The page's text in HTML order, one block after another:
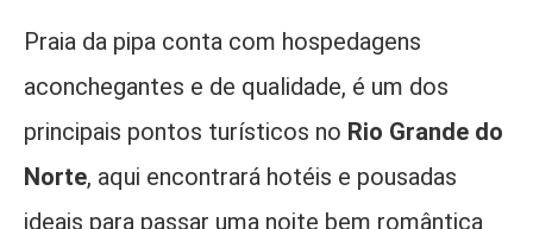
Praia da pipa conta com hospedagens
aconchegantes e de qualidade, é um dos
principais pontos turísticos no Rio Grande do
Norte, aqui encontrará hotéis e pousadas
ideais para passar uma noite bem romântica